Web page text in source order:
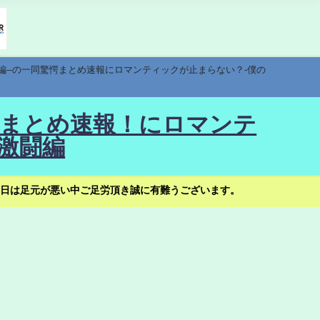
の一同驚愕まとめ速報にロマンティックが止まらない？-僕の
とめ速報！にロマンテ
闘編
足元が悪い中ご足労頂き誠に有難うございます。